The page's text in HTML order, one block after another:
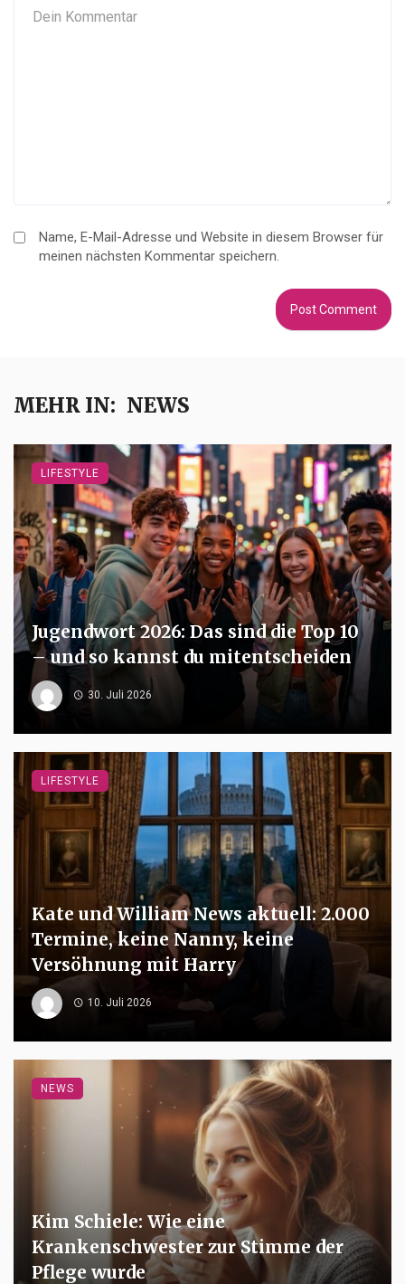
Name, E-Mail-Adresse und Website in diesem Browser für
meinen nächsten Kommentar speichern.
MEHR IN: NEWS
Jugendwort 2026: Das sind die Top 10
– und so kannst du mitentscheiden
30. Juli 2026
LIFESTYLE
Kate und William News aktuell: 2.000
Termine, keine Nanny, keine
Versöhnung mit Harry
10. Juli 2026
LIFESTYLE
Kim Schiele: Wie eine
Krankenschwester zur Stimme der
Pflege wurde
NEWS